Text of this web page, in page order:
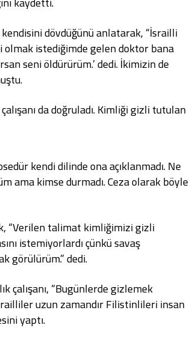
dövdüğünü anlatarak, “İsrailli
istediğimde gelen doktor bana
seni öldürürüm.’ dedi. İkimizin de
da doğruladı. Kimliği gizli tutulan
kendi dilinde ona açıklanmadı. Ne
ama kimse durmadı. Ceza olarak böyle
“Verilen talimat kimliğimizi gizli
istemiyorlardı çünkü savaş
görülürüm.” dedi.
çalışanı, “Bugünlerde gizlemek
uzun zamandır Filistinlileri insan
yaptı.